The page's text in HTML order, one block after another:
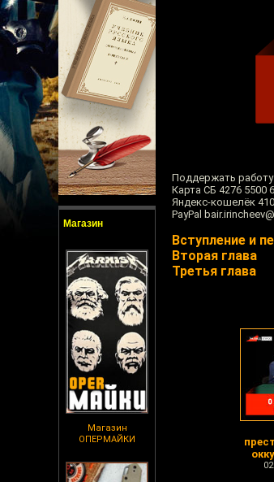
Магазин
Магазин
ОПЕРМАЙКИ
Поддержать работу
Карта СБ 4276 5500
Яндекс-кошелёк
PayPal
Вступление и
Вторая глава
Третья глава